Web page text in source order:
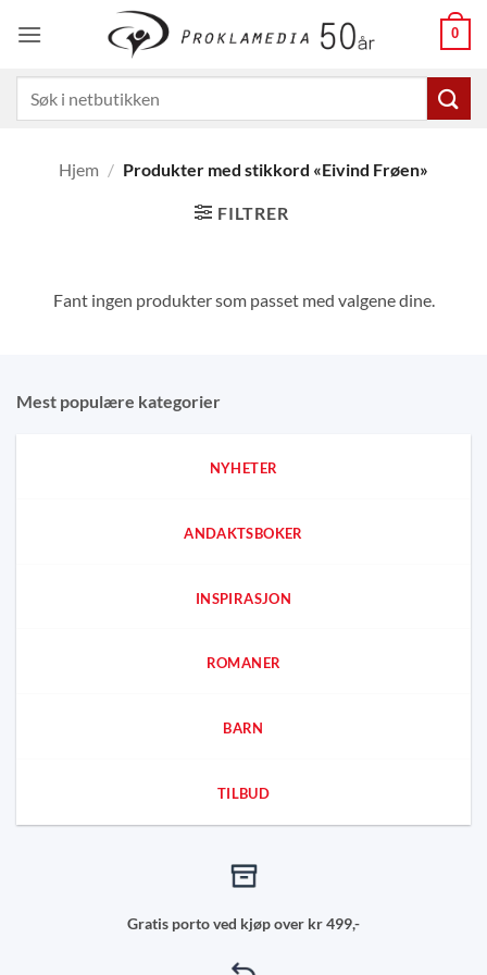
0
etter:
Hjem / Produkter med stikkord «Eivind Frøen»
FILTRER
Fant ingen produkter som passet med valgene dine.
Mest populære kategorier
NYHETER
ANDAKTSBOKER
INSPIRASJON
ROMANER
BARN
TILBUD
Gratis porto ved kjøp over kr 499,-